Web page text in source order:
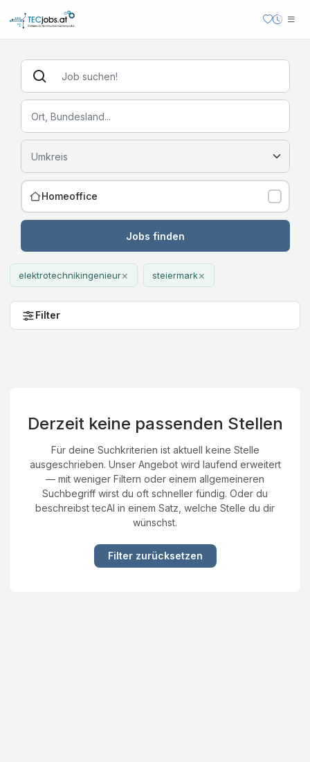
Homeoffice
Jobs finden
elektrotechnikingenieur× steiermark×
Filter
Derzeit keine passenden Stellen
Für deine Suchkriterien ist aktuell keine Stelle
ausgeschrieben. Unser Angebot wird laufend erweitert
— mit weniger Filtern oder einem allgemeineren
Suchbegriff wirst du oft schneller fündig. Oder du
beschreibst tecAI in einem Satz, welche Stelle du dir
wünschst.
Filter zurücksetzen